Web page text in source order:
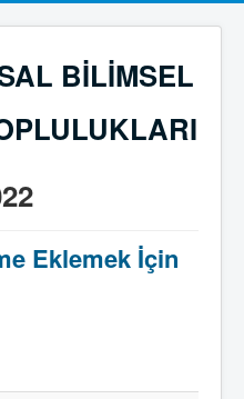
BİLİMSEL
Eklemek İçin